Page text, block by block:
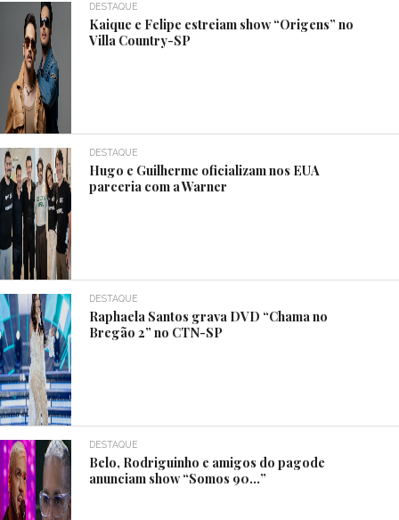
DESTAQUE
Kaique e Felipe estreiam show “Origens” no
Villa Country-SP
DESTAQUE
Hugo e Guilherme oficializam nos EUA
parceria com a Warner
DESTAQUE
Raphaela Santos grava DVD “Chama no
Bregão 2” no CTN-SP
DESTAQUE
Belo, Rodriguinho e amigos do pagode
anunciam show “Somos 90…”